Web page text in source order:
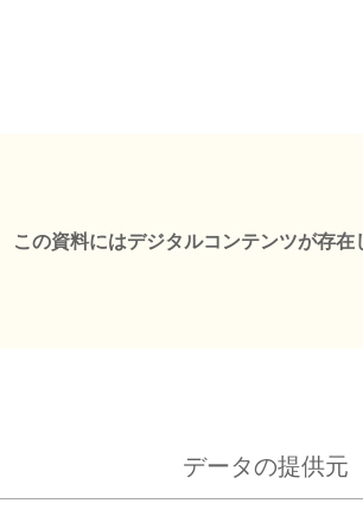
この資料にはデジタルコンテンツが存在
データの提供元